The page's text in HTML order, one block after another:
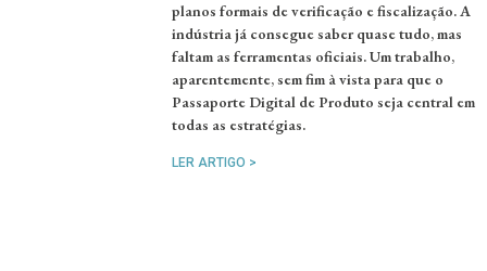
planos formais de verificação e fiscalização. A
indústria já consegue saber quase tudo, mas
faltam as ferramentas oficiais. Um trabalho,
aparentemente, sem fim à vista para que o
Passaporte Digital de Produto seja central em
todas as estratégias.
LER ARTIGO >